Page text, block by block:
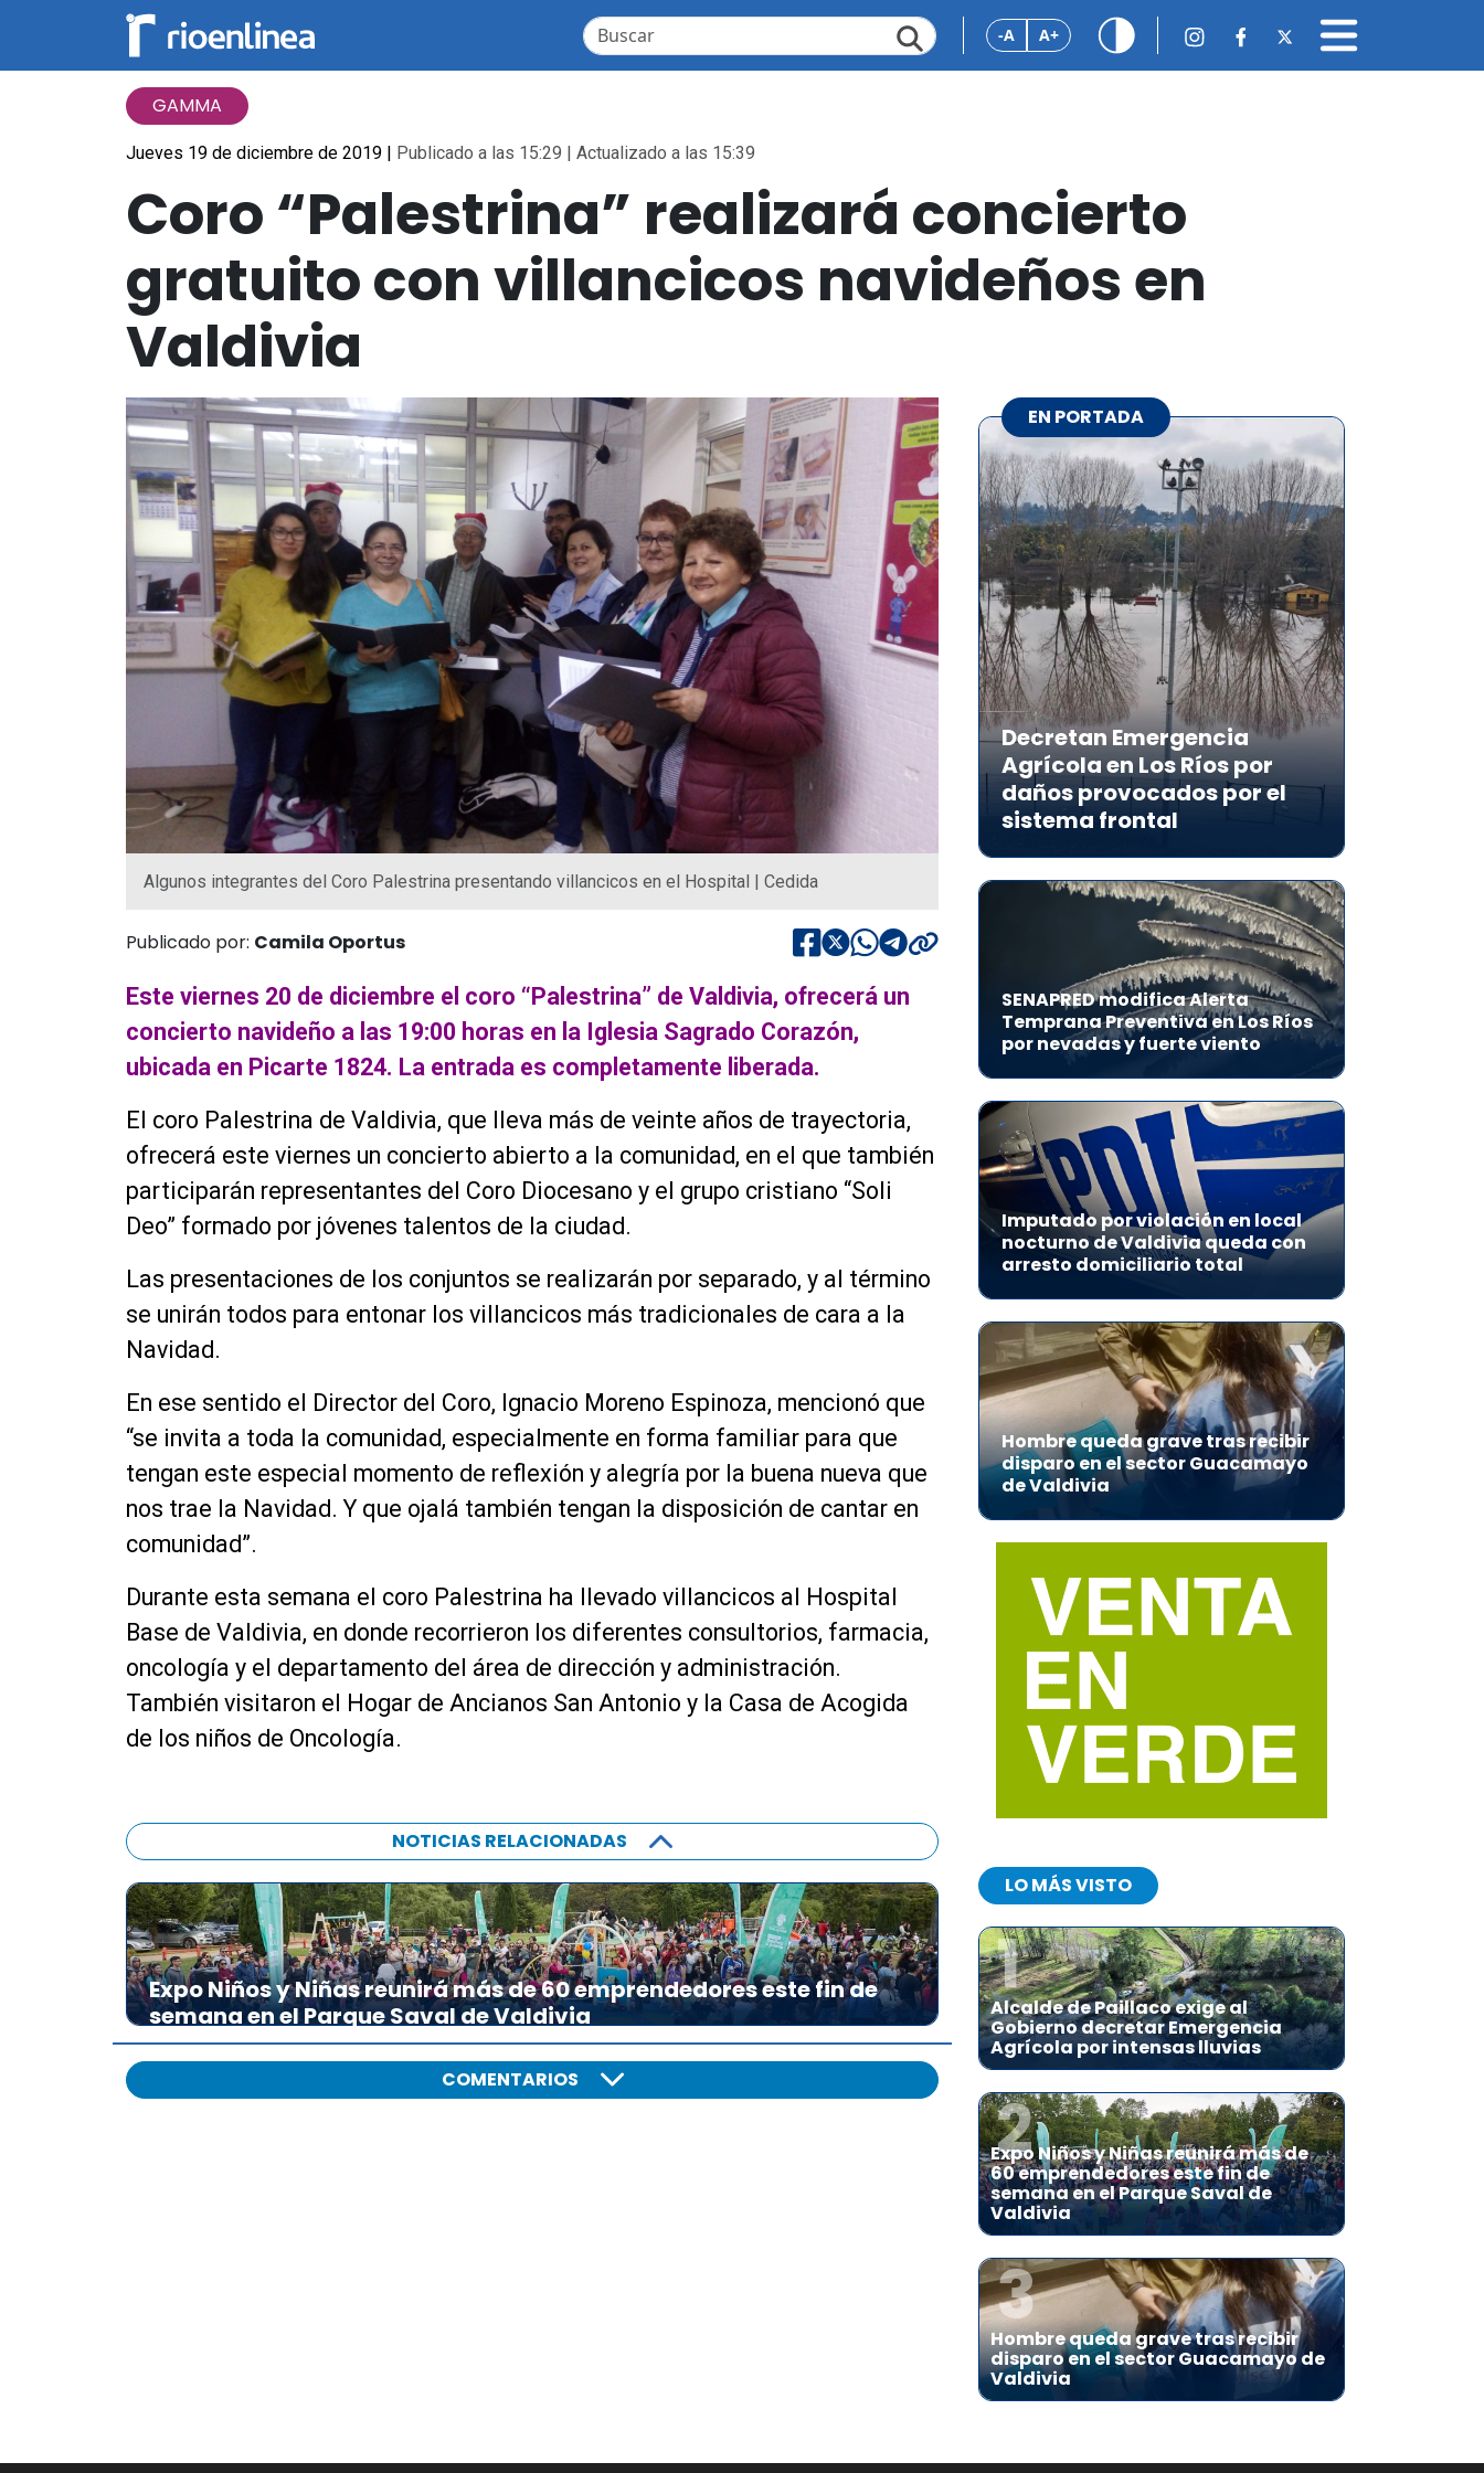
-A A+
GAMMA
Jueves 19 de diciembre de 2019 | Publicado a las 15:29 | Actualizado a las 15:39
Coro “Palestrina” realizará concierto
gratuito con villancicos navideños en
Valdivia
Algunos integrantes del Coro Palestrina presentando villancicos en el Hospital | Cedida
Publicado por: Camila Oportus
Este viernes 20 de diciembre el coro “Palestrina” de Valdivia, ofrecerá un
concierto navideño a las 19:00 horas en la Iglesia Sagrado Corazón,
ubicada en Picarte 1824. La entrada es completamente liberada.
El coro Palestrina de Valdivia, que lleva más de veinte años de trayectoria,
ofrecerá este viernes un concierto abierto a la comunidad, en el que también
participarán representantes del Coro Diocesano y el grupo cristiano “Soli
Deo” formado por jóvenes talentos de la ciudad.
Las presentaciones de los conjuntos se realizarán por separado, y al término
se unirán todos para entonar los villancicos más tradicionales de cara a la
Navidad.
En ese sentido el Director del Coro, Ignacio Moreno Espinoza, mencionó que
“se invita a toda la comunidad, especialmente en forma familiar para que
tengan este especial momento de reflexión y alegría por la buena nueva que
nos trae la Navidad. Y que ojalá también tengan la disposición de cantar en
comunidad”.
Durante esta semana el coro Palestrina ha llevado villancicos al Hospital
Base de Valdivia, en donde recorrieron los diferentes consultorios, farmacia,
oncología y el departamento del área de dirección y administración.
También visitaron el Hogar de Ancianos San Antonio y la Casa de Acogida
de los niños de Oncología.
NOTICIAS RELACIONADAS
Expo Niños y Niñas reunirá más de 60 emprendedores este fin de
semana en el Parque Saval de Valdivia
COMENTARIOS
EN PORTADA
Decretan Emergencia
Agrícola en Los Ríos por
daños provocados por el
sistema frontal
SENAPRED modifica Alerta
Temprana Preventiva en Los Ríos
por nevadas y fuerte viento
Imputado por violación en local
nocturno de Valdivia queda con
arresto domiciliario total
Hombre queda grave tras recibir
disparo en el sector Guacamayo
de Valdivia
LO MÁS VISTO
1
Alcalde de Paillaco exige al
Gobierno decretar Emergencia
Agrícola por intensas lluvias
2
Expo Niños y Niñas reunirá más de
60 emprendedores este fin de
semana en el Parque Saval de
Valdivia
3
Hombre queda grave tras recibir
disparo en el sector Guacamayo de
Valdivia